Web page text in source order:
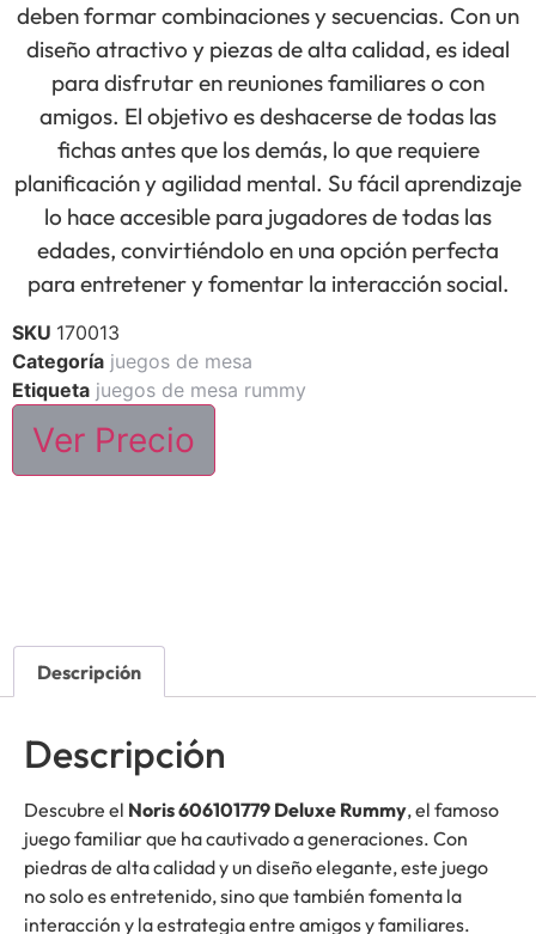
deben formar combinaciones y secuencias. Con un
diseño atractivo y piezas de alta calidad, es ideal
para disfrutar en reuniones familiares o con
amigos. El objetivo es deshacerse de todas las
fichas antes que los demás, lo que requiere
planificación y agilidad mental. Su fácil aprendizaje
lo hace accesible para jugadores de todas las
edades, convirtiéndolo en una opción perfecta
para entretener y fomentar la interacción social.
SKU 170013
Categoría juegos de mesa
Etiqueta juegos de mesa rummy
Ver Precio
Descripción
Descripción
Descubre el Noris 606101779 Deluxe Rummy, el famoso
juego familiar que ha cautivado a generaciones. Con
piedras de alta calidad y un diseño elegante, este juego
no solo es entretenido, sino que también fomenta la
interacción y la estrategia entre amigos y familiares.